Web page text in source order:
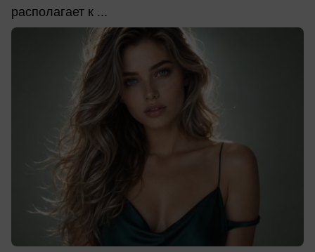
располагает к ...